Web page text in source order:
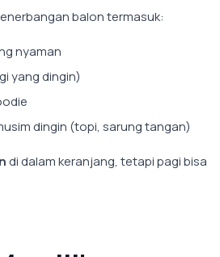
balon termasuk:
nyaman
yang dingin)
dingin (topi, sarung tangan)
di dalam keranjang, tetapi pagi bisa